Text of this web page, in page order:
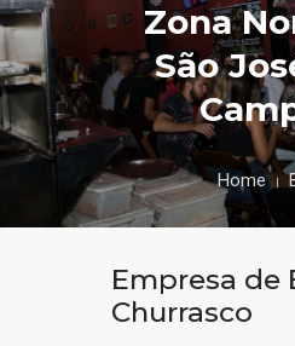
Zona
São
Home
Empresa de
Churrasco